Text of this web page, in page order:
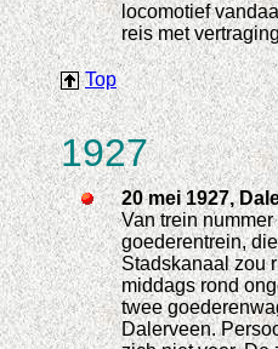
locomotief
reis met
Top
1927
20 mei 1927,
Van trein
goederentrein,
Stadskanaal zou
middags rond
twee
Dalerveen.